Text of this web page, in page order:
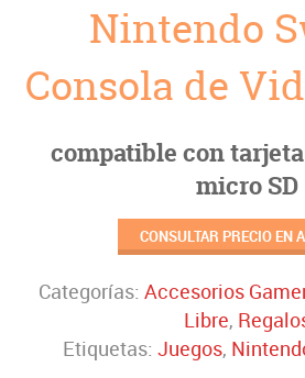
Nintendo
Consola de
compatible con
micro SD
CONSULTAR PRECIO EN
Categorías: Accesorios
Libre,
Etiquetas: Juegos,